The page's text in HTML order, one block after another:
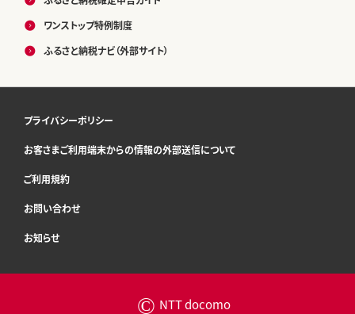
ワンストップ特例制度
ふるさと納税ナビ（外部サイト）
プライバシーポリシー
お客さまご利用端末からの情報の外部送信について
ご利用規約
お問い合わせ
お知らせ
© NTT docomo